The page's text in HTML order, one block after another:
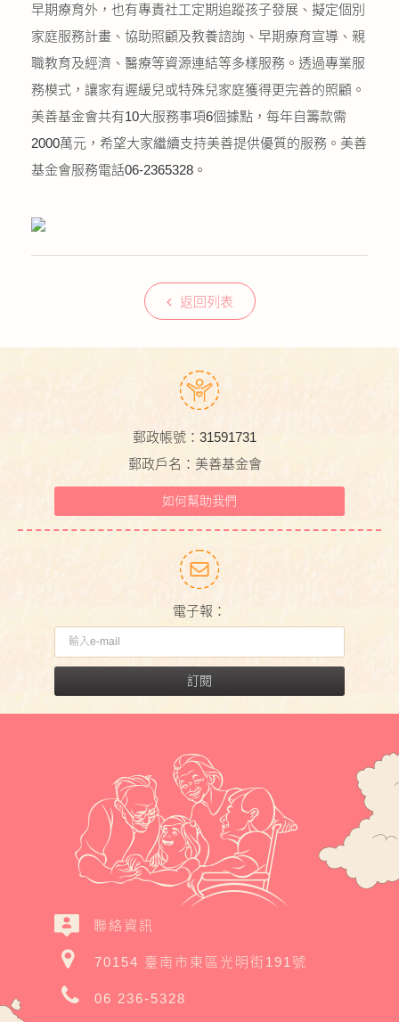
早期療育外，也有專責社工定期追蹤孩子發展、擬定個別
家庭服務計畫、協助照顧及教養諮詢、早期療育宣導、親
職教育及經濟、醫療等資源連結等多樣服務。透過專業服
務模式，讓家有遲緩兒或特殊兒家庭獲得更完善的照顧。
美善基金會共有10大服務事項6個據點，每年自籌款需
2000萬元，希望大家繼續支持美善提供優質的服務。美善
基金會服務電話06-2365328。
返回列表
郵政帳號：31591731
郵政戶名：美善基金會
如何幫助我們
電子報：
訂閱
聯絡資訊
70154 臺南市東區光明街191號
06 236-5328